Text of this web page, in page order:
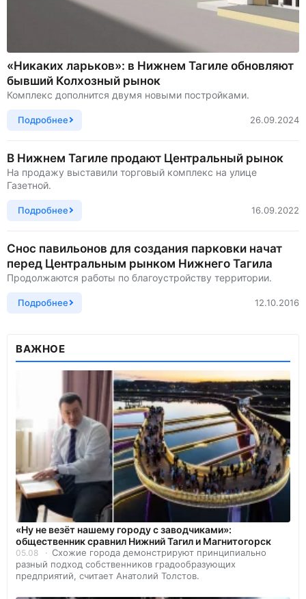
«Никаких ларьков»: в Нижнем Тагиле обновляют
бывший Колхозный рынок
Комплекс дополнится двумя новыми постройками.
Подробнее 26.09.2024
В Нижнем Тагиле продают Центральный рынок
На продажу выставили торговый комплекс на улице
Газетной.
Подробнее 16.09.2022
Снос павильонов для создания парковки начат
перед Центральным рынком Нижнего Тагила
Продолжаются работы по благоустройству территории.
Подробнее 12.10.2016
ВАЖНОЕ
«Ну не везёт нашему городу с заводчиками»:
общественник сравнил Нижний Тагил и Магнитогорск
05.08
Схожие города демонстрируют принципиально
разный подход собственников градообразующих
предприятий, считает Анатолий Толстов.